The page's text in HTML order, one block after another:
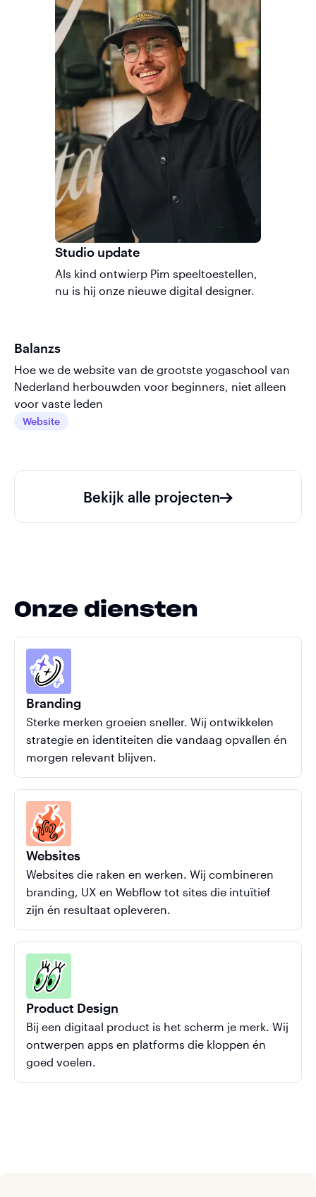
Balanzs
Hoe we de website van de grootste yogaschool van
Nederland herbouwden voor beginners, niet alleen
voor vaste leden
Website
Studio update
Als kind ontwierp Pim speeltoestellen,
nu is hij onze nieuwe digital designer.
Bekijk alle projecten
Onze diensten
Branding
Sterke merken groeien sneller. Wij ontwikkelen
strategie en identiteiten die vandaag opvallen én
morgen relevant blijven.
Websites
Websites die raken en werken. Wij combineren
branding, UX en Webflow tot sites die intuïtief
zijn én resultaat opleveren.
Product Design
Bij een digitaal product is het scherm je merk. Wij
ontwerpen apps en platforms die kloppen én
goed voelen.